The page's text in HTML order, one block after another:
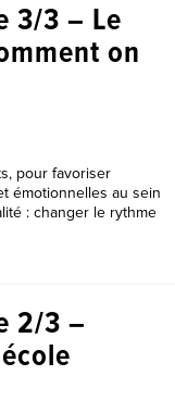
3/3 – Le
on
pour favoriser
émotionnelles au sein
: changer le rythme
2/3 –